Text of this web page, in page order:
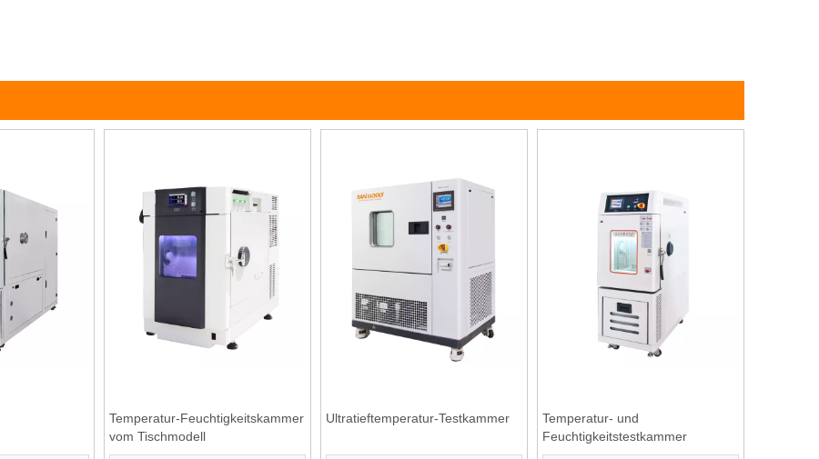
Temperatur-Feuchtigkeitskammer
vom Tischmodell
Ultratieftemperatur-Testkammer
Temperatur- und
Feuchtigkeitstestkammer